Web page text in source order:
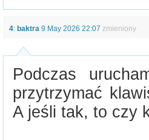
4: baktra 9 May 2026 22:07 zmieniony
Podczas
przytrzymać
A jeśli tak, to czy